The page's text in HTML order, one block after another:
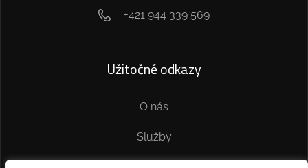
+421 944 339 569
Užitočné odkazy
O nás
Služby